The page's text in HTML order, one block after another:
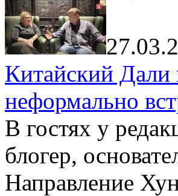
Китайский Дали
неформально
В гостях у
блогер,
Направление